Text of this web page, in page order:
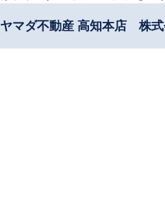
ヤマダ不動産 高知本店 株式